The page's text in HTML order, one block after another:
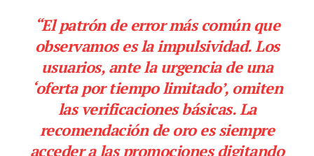
“El patrón de error más común que
observamos es la impulsividad. Los
usuarios, ante la urgencia de una
‘oferta por tiempo limitado’, omiten
las verificaciones básicas. La
recomendación de oro es siempre
acceder a las promociones digitando